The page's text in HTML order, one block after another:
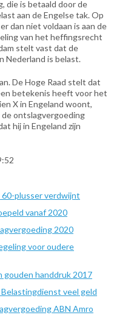
die is betaald door de
aan de Engelse tak. Op
dan niet voldaan is aan de
van het heffingsrecht
stelt vast dat de
Nederland is belast.
De Hoge Raad stelt dat
betekenis heeft voor het
X in Engeland woont,
de ontslagvergoeding
hij in Engeland zijn
plusser verdwijnt
vanaf 2020
2020
voor oudere
gouden handdruk 2017
veel geld
ABN Amro